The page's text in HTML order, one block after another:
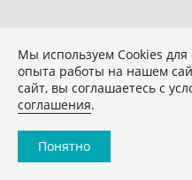
Мы используем Сookies
опыта работы на нашем
сайт, вы соглашаетесь с
соглашения.
Понятно